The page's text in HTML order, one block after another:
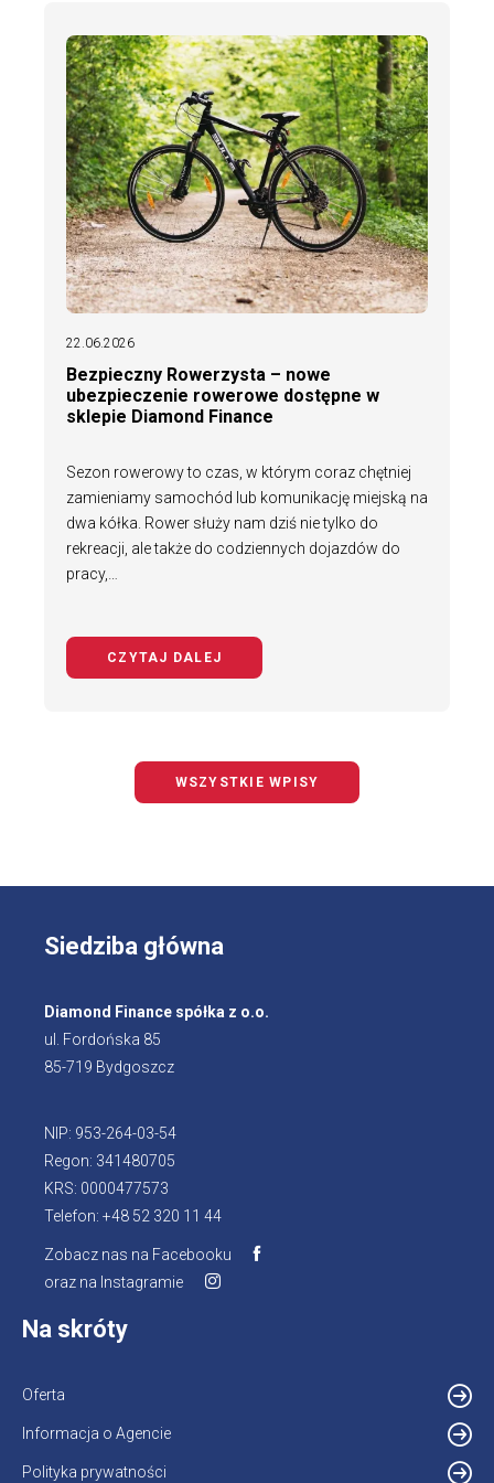
22.06.2026
Bezpieczny Rowerzysta – nowe
ubezpieczenie rowerowe dostępne w
sklepie Diamond Finance
Sezon rowerowy to czas, w którym coraz chętniej
zamieniamy samochód lub komunikację miejską na
dwa kółka. Rower służy nam dziś nie tylko do
rekreacji, ale także do codziennych dojazdów do
pracy,…
CZYTAJ DALEJ
WSZYSTKIE WPISY
Siedziba główna
Diamond Finance spółka z o.o.
ul. Fordońska 85
85-719 Bydgoszcz
NIP: 953-264-03-54
Regon: 341480705
KRS: 0000477573
Telefon: +48 52 320 11 44
Zobacz nas na Facebooku Otworzy
oraz na Instagramie Otworzy
Na skróty
Oferta
Informacja o Agencie
Polityka prywatności